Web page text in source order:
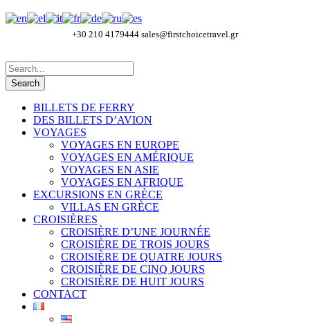
+30 210 4179444 sales@firstchoicetravel.gr
BILLETS DE FERRY
DES BILLETS D’AVION
VOYAGES
VOYAGES EN EUROPE
VOYAGES EN AMÉRIQUE
VOYAGES EN ASIE
VOYAGES EN AFRIQUE
EXCURSIONS EN GRÈCE
VILLAS EN GRÈCE
CROISIÈRES
CROISIÈRE D’UNE JOURNÉE
CROISIÈRE DE TROIS JOURS
CROISIÈRE DE QUATRE JOURS
CROISIÈRE DE CINQ JOURS
CROISIÈRE DE HUIT JOURS
CONTACT